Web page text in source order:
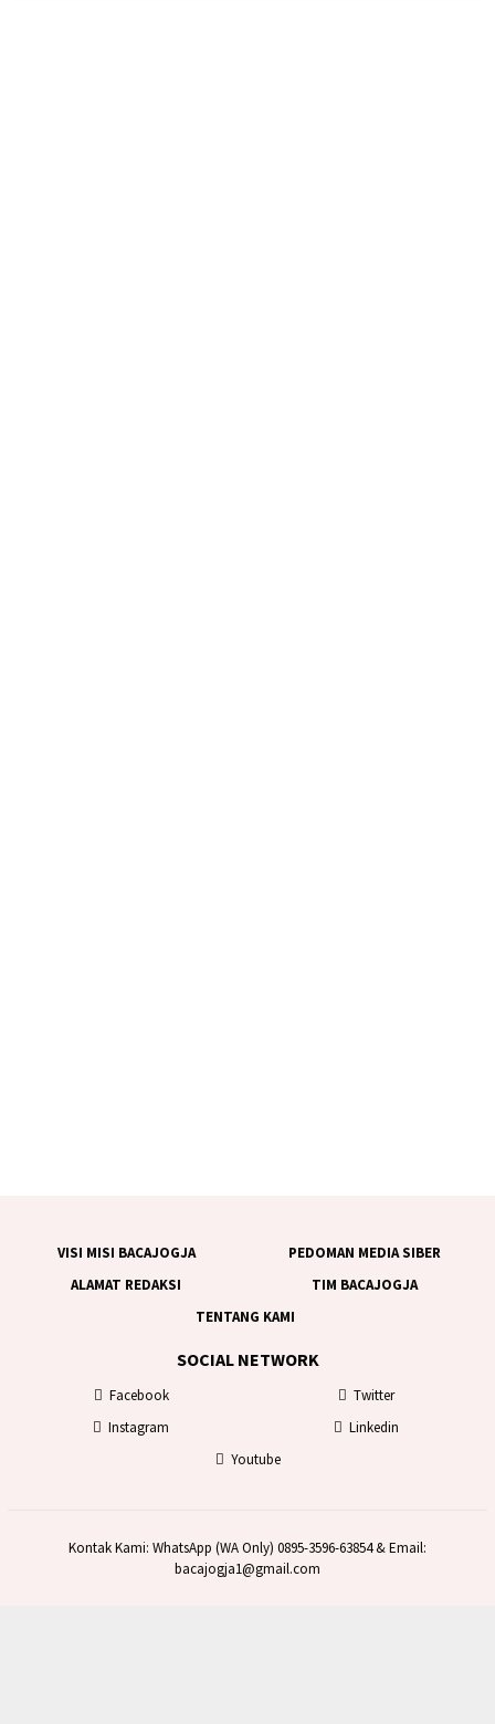
VISI MISI BACAJOGJA
PEDOMAN MEDIA SIBER
ALAMAT REDAKSI
TIM BACAJOGJA
TENTANG KAMI
SOCIAL NETWORK
Facebook
Twitter
Instagram
Linkedin
Youtube
Kontak Kami: WhatsApp (WA Only) 0895-3596-63854 & Email:
bacajogja1@gmail.com